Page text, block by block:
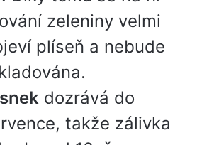
zeleniny velmi
plíseň a nebude
dozrává do
takže zálivka